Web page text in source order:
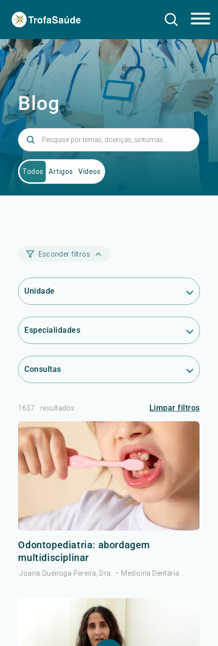
Blog
Todos Artigos Vídeos
Esconder filtros
Unidade
Especialidades
Consultas
1637 resultados Limpar filtros
Odontopediatria: abordagem
multidisciplinar
Joana Queiroga Pereira, Dra. • Medicina Dentária